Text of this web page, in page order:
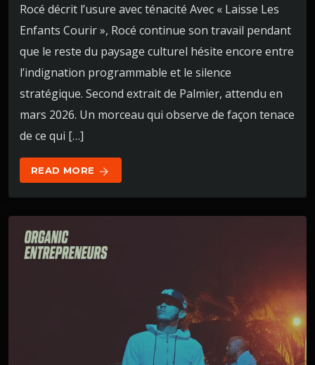
Rocé décrit l’usure avec ténacité Avec « Laisse Les
Enfants Courir », Rocé continue son travail pendant
que le reste du paysage culturel hésite encore entre
l’indignation programmable et le silence
stratégique. Second extrait de Palmier, attendu en
mars 2026. Un morceau qui observe de façon tenace
de ce qui […]
READ MORE arrow_forward